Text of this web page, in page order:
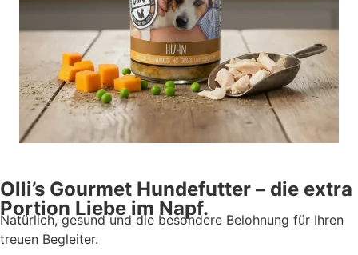
Olli’s Gourmet Hundefutter – die extra
Portion Liebe im Napf.
Natürlich, gesund und die besondere Belohnung für Ihren
treuen Begleiter.